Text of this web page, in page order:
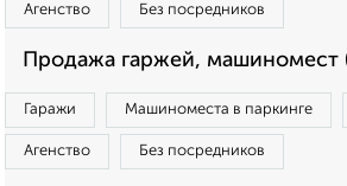
Агенство Без посредников
Продажа гаржей, машиномест
Гаражи Машиноместа в паркинге
Агенство Без посредников